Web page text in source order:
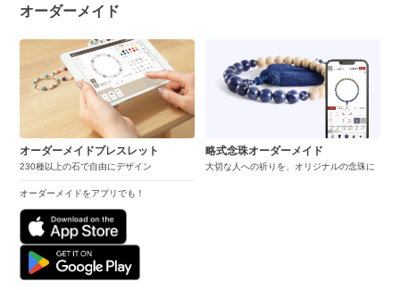
オーダーメイド
オーダーメイドブレスレット
230種以上の石で自由にデザイン
オーダーメイドをアプリでも！
略式念珠オーダーメイド
大切な人への祈りを、オリジナルの念珠に